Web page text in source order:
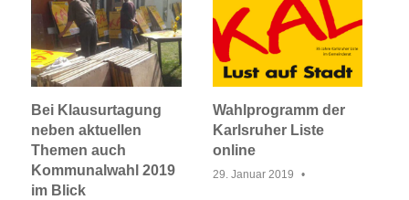
Bei Klausurtagung
neben aktuellen
Themen auch
Kommunalwahl 2019
im Blick
Wahlprogramm der
Karlsruher Liste
online
29. Januar 2019